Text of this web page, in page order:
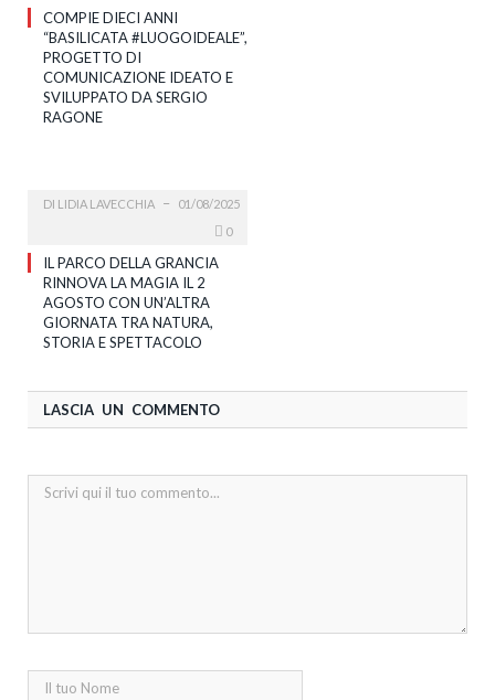
COMPIE DIECI ANNI
“BASILICATA #LUOGOIDEALE”,
PROGETTO DI
COMUNICAZIONE IDEATO E
SVILUPPATO DA SERGIO
RAGONE
DI LIDIA LAVECCHIA
01/08/2025
0
IL PARCO DELLA GRANCIA
RINNOVA LA MAGIA IL 2
AGOSTO CON UN’ALTRA
GIORNATA TRA NATURA,
STORIA E SPETTACOLO
LASCIA UN COMMENTO